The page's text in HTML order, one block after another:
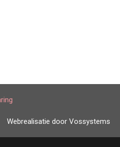
Webrealisatie door Vossystems